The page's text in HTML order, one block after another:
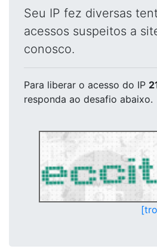
Seu IP fez diversas
acessos suspeitos a
conosco.
Para liberar o acesso do IP
responda ao desafio abaixo.